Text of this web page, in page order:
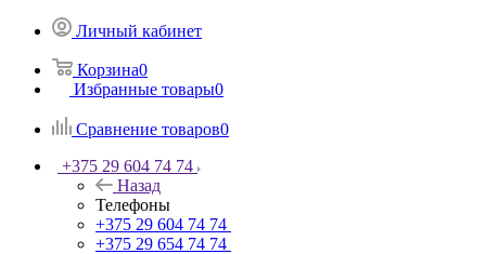
Личный кабинет
Корзина0
Избранные товары0
Сравнение товаров0
+375 29 604 74 74
Назад
Телефоны
+375 29 604 74 74
+375 29 654 74 74